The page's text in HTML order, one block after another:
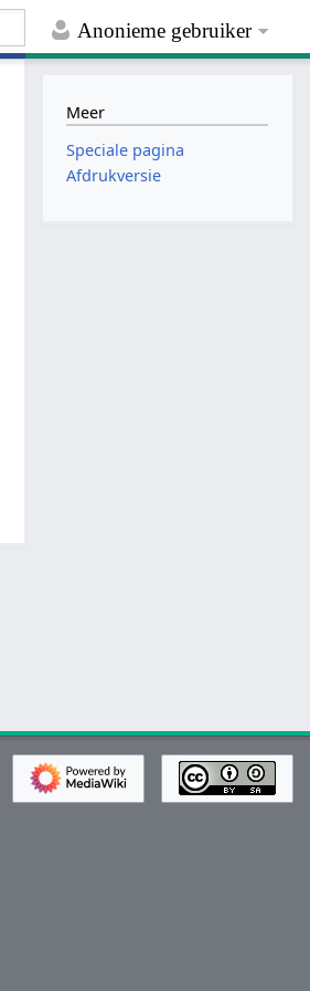
Anonieme gebruiker
Meer
Speciale pagina
Afdrukversie